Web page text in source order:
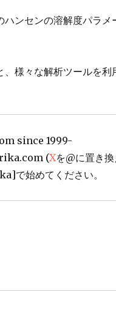
ハンセンの溶解度パラ
、様々な解析ツールを
since 1999-
(Xを@に置き
で始めてください。